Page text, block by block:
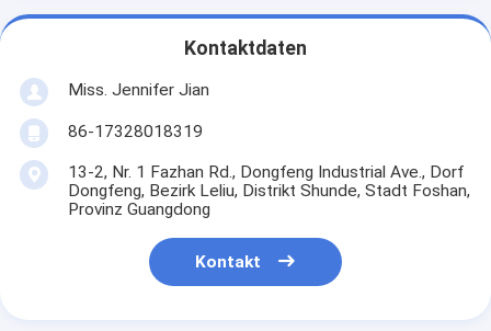
Kontaktdaten
Miss. Jennifer Jian
86-17328018319
13-2, Nr. 1 Fazhan Rd., Dongfeng Industrial Ave., Dorf
Dongfeng, Bezirk Leliu, Distrikt Shunde, Stadt Foshan,
Provinz Guangdong
Kontakt